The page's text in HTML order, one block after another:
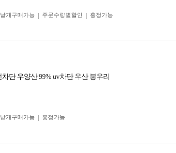
개구매가능 주문수량별할인 흥정가능
단 우양산 99% uv차단 우산 봉우리
개구매가능 흥정가능